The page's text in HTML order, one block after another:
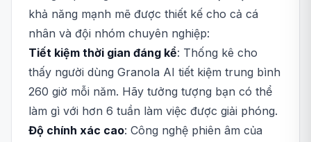
khả năng mạnh mẽ được thiết kế cho cả cá
nhân và đội nhóm chuyên nghiệp:
Tiết kiệm thời gian đáng kể: Thống kê cho
thấy người dùng Granola AI tiết kiệm trung bình
260 giờ mỗi năm. Hãy tưởng tượng bạn có thể
làm gì với hơn 6 tuần làm việc được giải phóng.
Độ chính xác cao: Công nghệ phiên âm của